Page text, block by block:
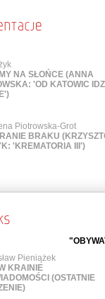
NA SŁOŃCE (ANNA
'OD KATOWIC
Piotrowska-Grot
BRAKU
'KREMATORIA III')
Pieniążek
KRAINIE
(OSTATNIE